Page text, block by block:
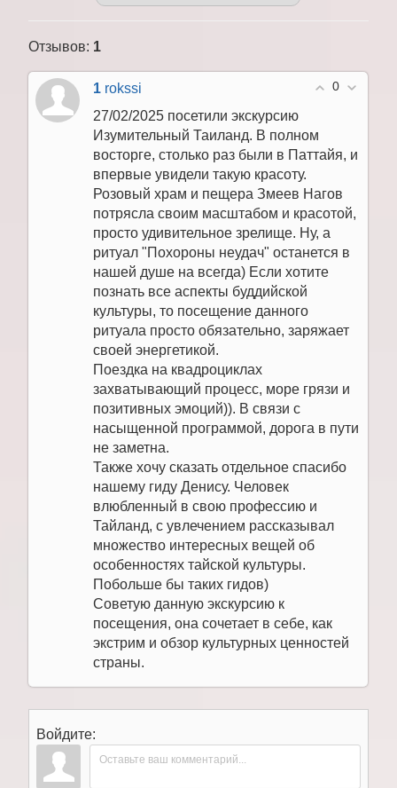
Отзывов: 1
0
1 rokssi
27/02/2025 посетили экскурсию
Изумительный Таиланд. В полном
восторге, столько раз были в Паттайя, и
впервые увидели такую красоту.
Розовый храм и пещера Змеев Нагов
потрясла своим масштабом и красотой,
просто удивительное зрелище. Ну, а
ритуал "Похороны неудач" останется в
нашей душе на всегда) Если хотите
познать все аспекты буддийской
культуры, то посещение данного
ритуала просто обязательно, заряжает
своей энергетикой.
Поездка на квадроциклах
захватывающий процесс, море грязи и
позитивных эмоций)). В связи с
насыщенной программой, дорога в пути
не заметна.
Также хочу сказать отдельное спасибо
нашему гиду Денису. Человек
влюбленный в свою профессию и
Тайланд, с увлечением рассказывал
множество интересных вещей об
особенностях тайской культуры.
Побольше бы таких гидов)
Советую данную экскурсию к
посещения, она сочетает в себе, как
экстрим и обзор культурных ценностей
страны.
Войдите: